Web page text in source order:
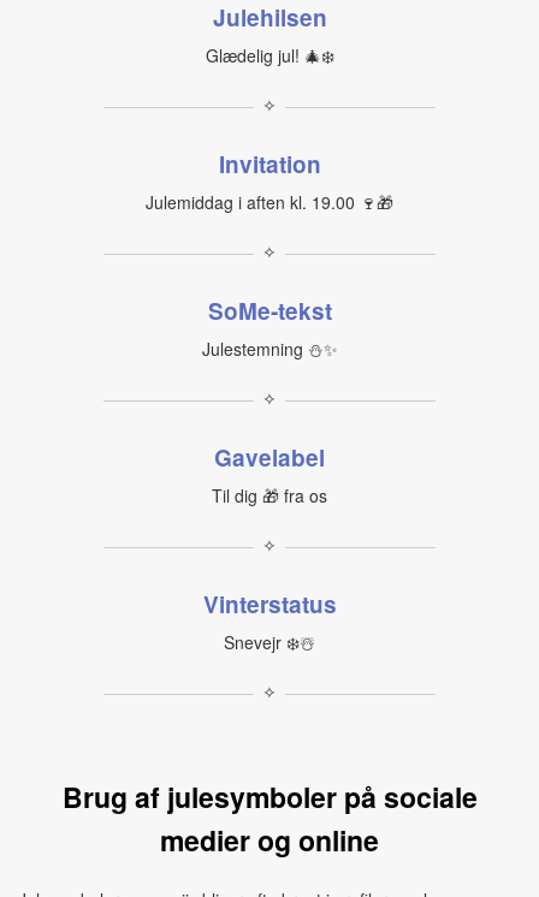
Julehilsen
Glædelig jul! 🎄❄️
✧
Invitation
Julemiddag i aften kl. 19.00 🍷🎁
✧
SoMe‑tekst
Julestemning ⛄✨
✧
Gavelabel
Til dig 🎁 fra os
✧
Vinterstatus
Snevejr ❄️☃️
✧
Brug af julesymboler på sociale
medier og online